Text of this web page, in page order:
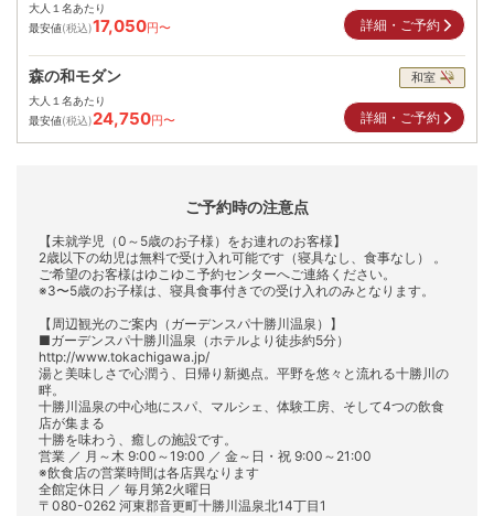
詳細・ご予約
大人１名あたり
最安値(税込)17,050円〜
森の和モダン 和室
詳細・ご予約
大人１名あたり
最安値(税込)24,750円〜
ご予約時の注意点
【未就学児（0～5歳のお子様）をお連れのお客様】
2歳以下の幼児は無料で受け入れ可能です（寝具なし、食事なし） 。
ご希望のお客様はゆこゆこ予約センターへご連絡ください。
※3〜5歳のお子様は、寝具食事付きでの受け入れのみとなります。
【周辺観光のご案内（ガーデンスパ十勝川温泉）】
■ガーデンスパ十勝川温泉（ホテルより徒歩約5分）
http://www.tokachigawa.jp/
湯と美味しさで心潤う、日帰り新拠点。平野を悠々と流れる十勝川の
畔。
十勝川温泉の中心地にスパ、マルシェ、体験工房、そして4つの飲食
店が集まる
十勝を味わう、癒しの施設です。
営業 ／ 月～木 9:00～19:00 ／ 金～日・祝 9:00～21:00
※飲食店の営業時間は各店異なります
全館定休日 ／ 毎月第2火曜日
〒080-0262 河東郡音更町十勝川温泉北14丁目1